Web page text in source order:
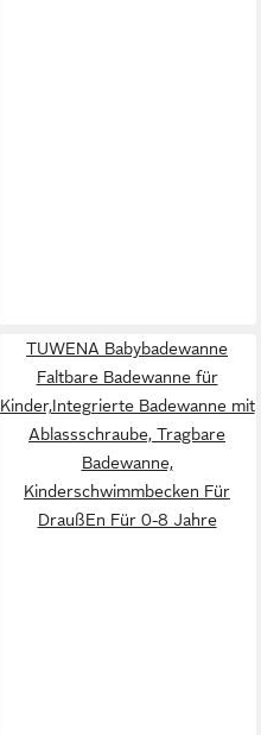
TUWENA Babybadewanne
Faltbare Badewanne für
Kinder,Integrierte Badewanne mit
Ablassschraube, Tragbare
Badewanne,
Kinderschwimmbecken Für
DraußEn Für 0-8 Jahre